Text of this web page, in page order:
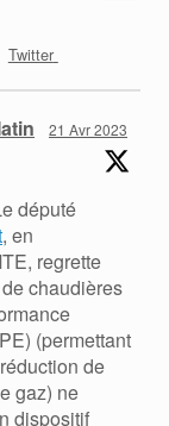
Twitter
21 Avr 2023
député
, en
regrette
chaudières
(permettant
de
gaz) ne
dispositif